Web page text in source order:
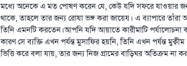
মধ্যে অনেকে এ মত পোষণ করেন যে, কেউ যদি সফরে যাওয়ার
থাকে, তাহলে তার জন্য রোযা ভঙ্গ করা জায়েয। এ ব্যাপারে
তিনি এমনটি করতেন।আপনি যদি আয়াতে কারীমাটি
কারণ সে ব্যক্তি এখন পর্যন্ত মুসাফির হয়নি, তিনি এখন পর্যন্ত
ভিত্তি করে বলা যায়, তার জন্য নিজ গ্রামের বাড়িঘর অতিক্রম না